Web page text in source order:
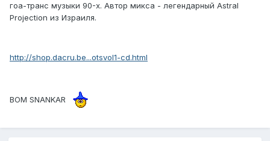
гоа-транс музыки 90-х. Автор микса - легендарный Аstral
Projection из Израиля.
http://shop.dacru.be...otsvol1-cd.html
BOM SNANKAR